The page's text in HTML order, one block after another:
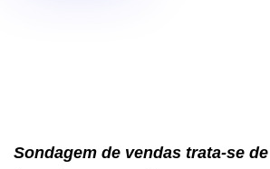
Sondagem de vendas trata-se